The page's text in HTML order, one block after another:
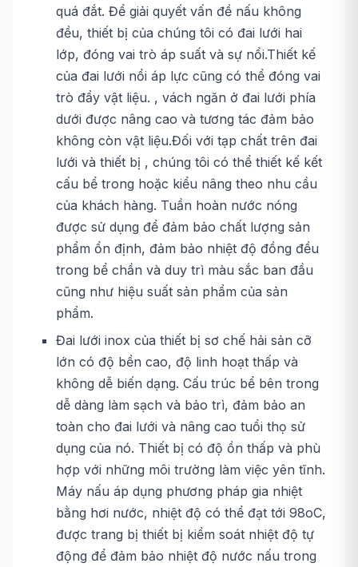
quá đắt. Để giải quyết vấn đề nấu không
đều, thiết bị của chúng tôi có đai lưới hai
lớp, đóng vai trò áp suất và sự nổi.Thiết kế
của đai lưới nổi áp lực cũng có thể đóng vai
trò đẩy vật liệu. , vách ngăn ở đai lưới phía
dưới được nâng cao và tương tác đảm bảo
không còn vật liệu.Đối với tạp chất trên đai
lưới và thiết bị , chúng tôi có thể thiết kế kết
cấu bể trong hoặc kiểu nâng theo nhu cầu
của khách hàng. Tuần hoàn nước nóng
được sử dụng để đảm bảo chất lượng sản
phẩm ổn định, đảm bảo nhiệt độ đồng đều
trong bể chần và duy trì màu sắc ban đầu
cũng như hiệu suất sản phẩm của sản
phẩm.
Đai lưới inox của thiết bị sơ chế hải sản cỡ
lớn có độ bền cao, độ linh hoạt thấp và
không dễ biến dạng. Cấu trúc bể bên trong
dễ dàng làm sạch và bảo trì, đảm bảo an
toàn cho đai lưới và nâng cao tuổi thọ sử
dụng của nó. Thiết bị có độ ồn thấp và phù
hợp với những môi trường làm việc yên tĩnh.
Máy nấu áp dụng phương pháp gia nhiệt
bằng hơi nước, nhiệt độ có thể đạt tới 98oC,
được trang bị thiết bị kiểm soát nhiệt độ tự
động để đảm bảo nhiệt độ nước nấu trong